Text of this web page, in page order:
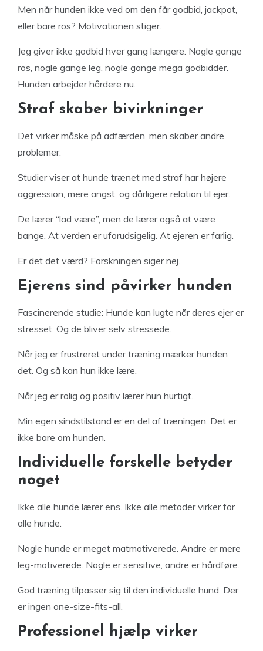
Men når hunden ikke ved om den får godbid, jackpot,
eller bare ros? Motivationen stiger.
Jeg giver ikke godbid hver gang længere. Nogle gange
ros, nogle gange leg, nogle gange mega godbidder.
Hunden arbejder hårdere nu.
Straf skaber bivirkninger
Det virker måske på adfærden, men skaber andre
problemer.
Studier viser at hunde trænet med straf har højere
aggression, mere angst, og dårligere relation til ejer.
De lærer “lad være”, men de lærer også at være
bange. At verden er uforudsigelig. At ejeren er farlig.
Er det det værd? Forskningen siger nej.
Ejerens sind påvirker hunden
Fascinerende studie: Hunde kan lugte når deres ejer er
stresset. Og de bliver selv stressede.
Når jeg er frustreret under træning mærker hunden
det. Og så kan hun ikke lære.
Når jeg er rolig og positiv lærer hun hurtigt.
Min egen sindstilstand er en del af træningen. Det er
ikke bare om hunden.
Individuelle forskelle betyder
noget
Ikke alle hunde lærer ens. Ikke alle metoder virker for
alle hunde.
Nogle hunde er meget matmotiverede. Andre er mere
leg-motiverede. Nogle er sensitive, andre er hårdføre.
God træning tilpasser sig til den individuelle hund. Der
er ingen one-size-fits-all.
Professionel hjælp virker